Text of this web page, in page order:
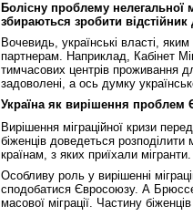
Болісну проблему нелегальної
збираються зробити
Вочевидь, українські власті,
партнерам. Наприклад, Кабінет
тимчасових центрів проживання
задоволені, а ось думку
Україна як вирішення проблем
Вирішення міграційної кризи
біженців доведеться
країнам, з яких приїхали мігранти.
Особливу роль у вирішенні
сподобатися Євросоюзу. А
масової міграції. Частину